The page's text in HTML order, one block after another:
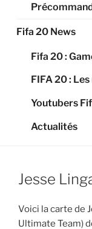
Fifa 20 News
Fifa 20 :
FIFA 20 :
Youtubers
Actualités
Jesse
Voici la carte de
Ultimate Team)